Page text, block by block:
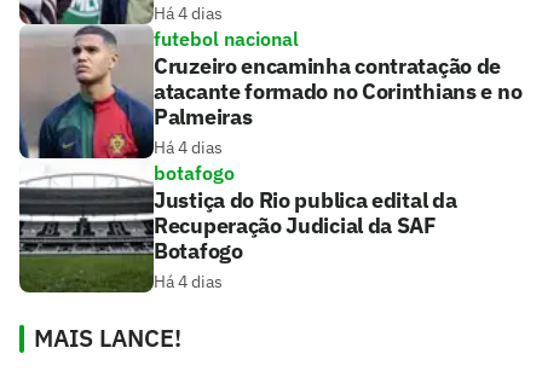
Há 4 dias
futebol nacional
Cruzeiro encaminha contratação de
atacante formado no Corinthians e no
Palmeiras
Há 4 dias
botafogo
Justiça do Rio publica edital da
Recuperação Judicial da SAF
Botafogo
Há 4 dias
MAIS LANCE!